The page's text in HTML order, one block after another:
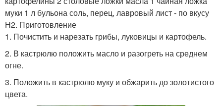
муки 1 л бульона соль, перец, лавровый лист - по вкусу
H2. Приготовление
1. Почистить и нарезать грибы, луковицы и картофель.
2. В кастрюлю положить масло и разогреть на среднем
огне.
3. Положить в кастрюлю муку и обжарить до золотистого
цвета.